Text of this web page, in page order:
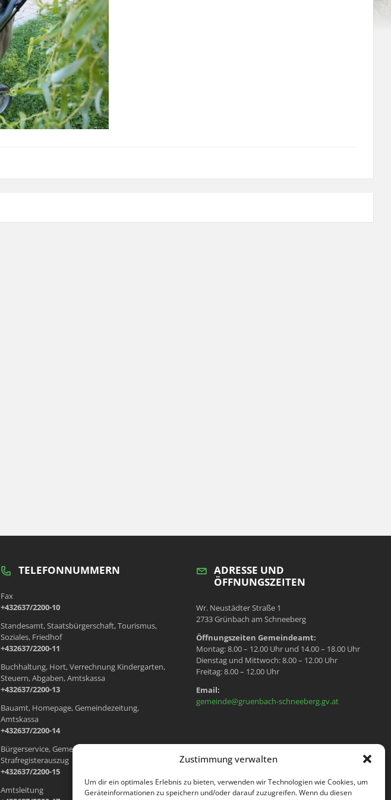
Zustimmung verwalten
Um dir ein optimales Erlebnis zu bieten, verwenden wir Technologien wie Cookies, um
Geräteinformationen zu speichern und/oder darauf zuzugreifen. Wenn du diesen
TELEFONNUMMERN
Fax
+432637/2200-10
Standesamt, Staatsbürgerschaft, Tourismus,
Soziales, Friedhof
+432637/2200-11
Buchhaltung, Hort, Verrechnung Kindergarten,
Steuern, Abgaben, Amtskassa
+432637/2200-13
Bauamt, Homepage, Gemeindezeitung,
Amtskassa
+432637/2200-14
Bürgerservice, Gemeindewohnungen, Meldeamt,
Strafregisterauszug
+432637/2200-15
Amtsleitung
ADRESSE UND
ÖFFNUNGSZEITEN
Wr. Neustädter Straße 1
2733 Grünbach am Schneeberg
Öffnungszeiten Gemeindeamt:
Montag: 8.00 – 12.00 Uhr und 14.00 – 18.00 Uhr
Dienstag und Mittwoch: 8.00 – 12.00 Uhr
Freitag: 8.00 – 12.00 Uhr
Email:
gemeinde@gruenbach-schneeberg.gv.at